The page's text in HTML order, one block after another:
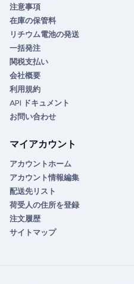
注意事項
在庫の保管料
リチウム電池の発送
一括発注
関税支払い
会社概要
利用規約
API ドキュメント
お問い合わせ
マイアカウント
アカウントホーム
アカウント情報編集
配送先リスト
荷受人の住所を登録
注文履歴
サイトマップ